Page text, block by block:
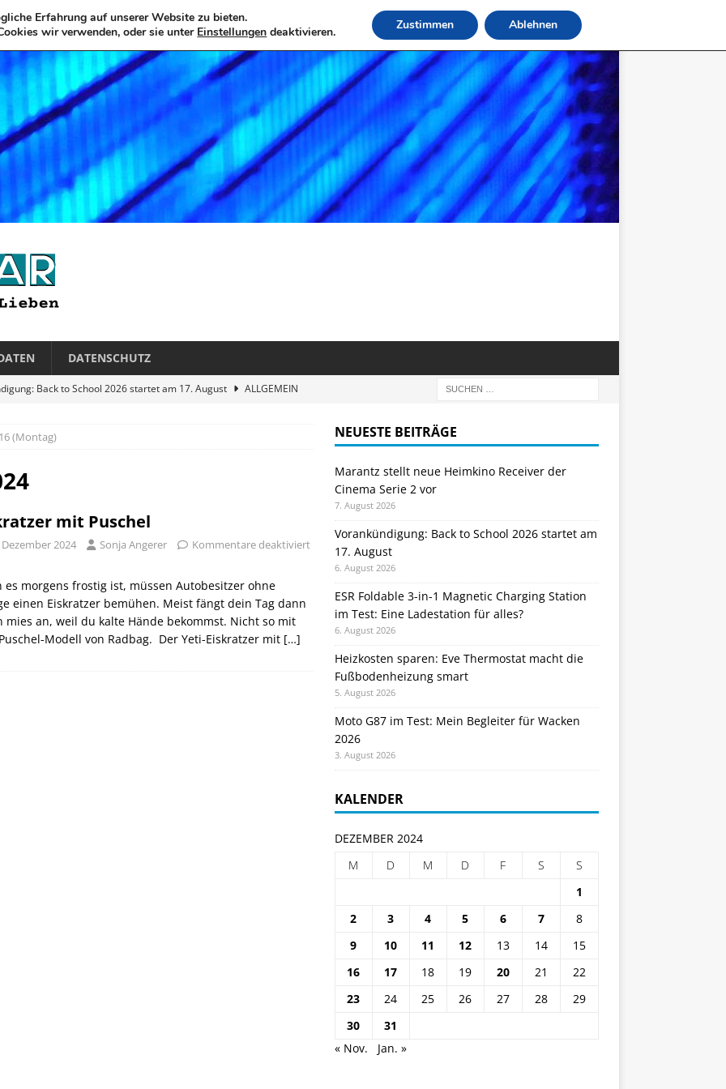
DATENSCHUTZ
Back to School 2026 startet am 17. August
ALLGEMEIN
sparen: Eve Thermostat macht die Fußbodenheizung smart
im Test: Mein Begleiter für Wacken 2026
neue Heimkino Receiver der Cinema Serie 2 vor
16 (Montag)
mit Puschel
Dezember 2024 Sonja Angerer Kommentare deaktiviert
es morgens frostig ist, müssen Autobesitzer ohne
einen Eiskratzer bemühen. Meist fängt dein Tag dann
mies an, weil du kalte Hände bekommst. Nicht so mit
Modell von Radbag. Der Yeti-Eiskratzer mit […]
NEUESTE BEITRÄGE
Marantz stellt neue Heimkino Receiver der
Cinema Serie 2 vor
7. August 2026
Vorankündigung: Back to School 2026 startet am
17. August
6. August 2026
ESR Foldable 3-in-1 Magnetic Charging Station
im Test: Eine Ladestation für alles?
6. August 2026
Heizkosten sparen: Eve Thermostat macht die
Fußbodenheizung smart
5. August 2026
Moto G87 im Test: Mein Begleiter für Wacken
2026
3. August 2026
KALENDER
DEZEMBER 2024
M
D M D F S
S
1
2
3 4 5 6 7
8
9
10 11 12 13 14
15
16
17 18 19 20 21
22
23
24 25 26 27 28
29
30
31
« Nov.
Jan. »
Erfahrung auf unserer Website zu bieten.
wir verwenden, oder sie unter Einstellungen deaktivieren. Zustimmen Ablehnen